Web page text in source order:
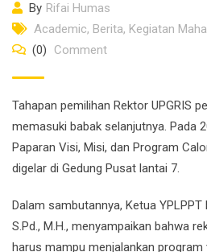
By Rifai Humas
Academic, Berita, Kegiatan
(0)
Comment
Tahapan pemilihan Rektor UPGRIS
memasuki babak selanjutnya. Pada
Paparan Visi, Misi, dan Program
digelar di Gedung Pusat lantai 7.
Dalam sambutannya, Ketua YPLPPT
S.Pd., M.H., menyampaikan bahwa
harus mampu menjalankan program